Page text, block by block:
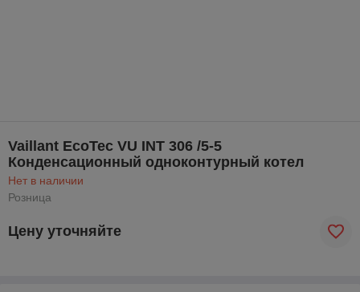
Vaillant EcoTec VU INT 306 /5-5
Конденсационный одноконтурный котел
Нет в наличии
Розница
Цену уточняйте